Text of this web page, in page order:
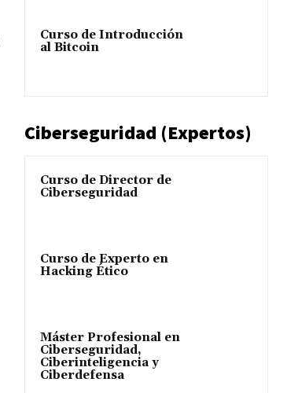
Curso de Introducción
al Bitcoin
Ciberseguridad (Expertos)
Curso de Director de
Ciberseguridad
Curso de Experto en
Hacking Ético
Máster Profesional en
Ciberseguridad,
Ciberinteligencia y
Ciberdefensa